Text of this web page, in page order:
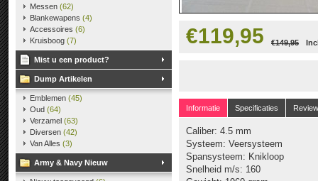
Messen (62)
Blankewapens (4)
Accessoires (6)
Kruisboog (7)
Mist u een product?
Dump Artikelen
Emblemen (45)
Oud (64)
Verzamel (63)
Diversen (42)
Van Alles (3)
Army & Navy Nieuw
€119,95 €149,95
Informatie Specificaties
Caliber: 4.5 mm
Systeem: Veersysteem
Spansysteem: Knikloop
Snelheid m/s: 160